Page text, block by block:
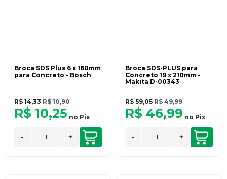
Broca SDS Plus 6 x 160mm
para Concreto - Bosch
R$ 14,33R$ 10,90
R$ 10,25 no Pix
- +
Broca SDS-PLUS para
Concreto 19 x 210mm -
Makita D-00343
R$ 59,05R$ 49,99
R$ 46,99 no Pix
- +